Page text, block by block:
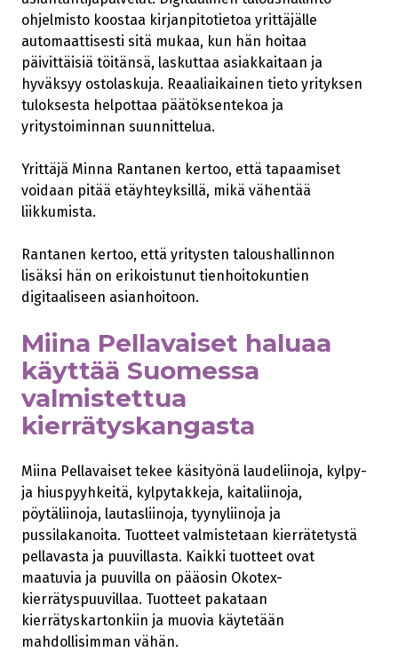
ohjelmisto koostaa kirjanpitotietoa yrittäjälle
automaattisesti sitä mukaa, kun hän hoitaa
päivittäisiä töitänsä, laskuttaa asiakkaitaan ja
hyväksyy ostolaskuja. Reaaliaikainen tieto yrityksen
tuloksesta helpottaa päätöksentekoa ja
yritystoiminnan suunnittelua.
Yrittäjä Minna Rantanen kertoo, että tapaamiset
voidaan pitää etäyhteyksillä, mikä vähentää
liikkumista.
Rantanen kertoo, että yritysten taloushallinnon
lisäksi hän on erikoistunut tienhoitokuntien
digitaaliseen asianhoitoon.
Miina Pellavaiset haluaa
käyttää Suomessa
valmistettua
kierrätyskangasta
Miina Pellavaiset tekee käsityönä laudeliinoja, kylpy-
ja hiuspyyhkeitä, kylpytakkeja, kaitaliinoja,
pöytäliinoja, lautasliinoja, tyynyliinoja ja
pussilakanoita. Tuotteet valmistetaan kierrätetystä
pellavasta ja puuvillasta. Kaikki tuotteet ovat
maatuvia ja puuvilla on pääosin Okotex-
kierrätyspuuvillaa. Tuotteet pakataan
kierrätyskartonkiin ja muovia käytetään
mahdollisimman vähän.